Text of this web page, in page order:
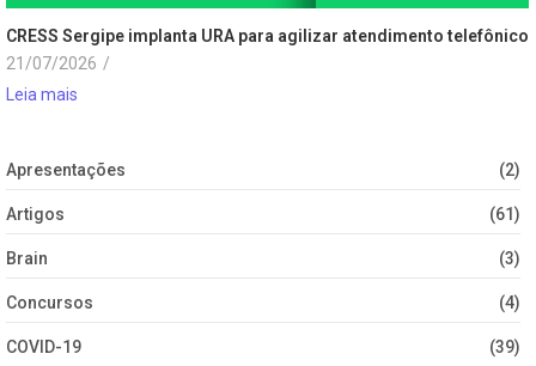
CRESS Sergipe implanta URA para agilizar atendimento telefônico
21/07/2026 /
Leia mais
Apresentações (2)
Artigos (61)
Brain (3)
Concursos (4)
COVID-19 (39)